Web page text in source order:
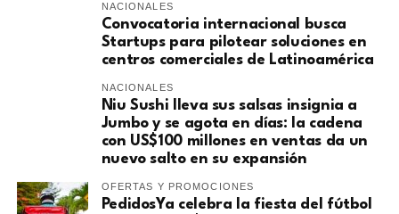
NACIONALES
Convocatoria internacional busca
Startups para pilotear soluciones en
centros comerciales de Latinoamérica
NACIONALES
Niu Sushi lleva sus salsas insignia a
Jumbo y se agota en días: la cadena
con US$100 millones en ventas da un
nuevo salto en su expansión
OFERTAS Y PROMOCIONES
PedidosYa celebra la fiesta del fútbol